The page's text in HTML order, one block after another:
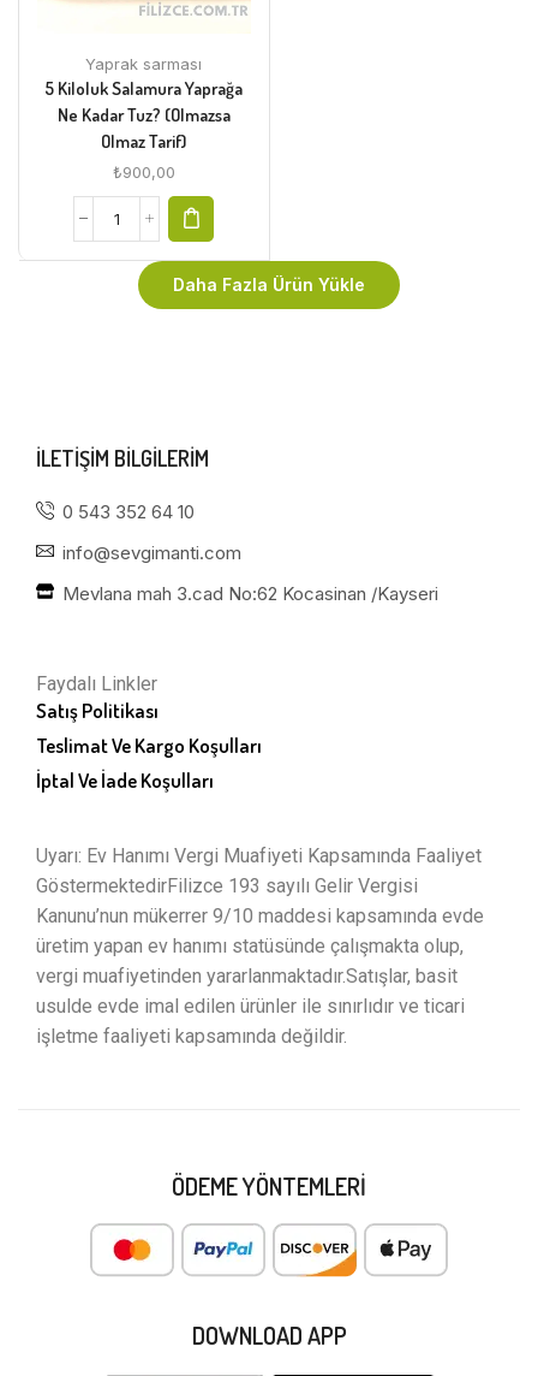
Yaprak sarması
5 Kiloluk Salamura Yaprağa
Ne Kadar Tuz? (Olmazsa
Olmaz Tarif)
₺900,00
Daha Fazla Ürün Yükle
ILETIŞIM BILGILERIM
0 543 352 64 10
info@sevgimanti.com
Mevlana mah 3.cad No:62 Kocasinan /Kayseri
Faydalı Linkler
Satış Politikası
Teslimat Ve Kargo Koşulları
İptal Ve İade Koşulları
Uyarı: Ev Hanımı Vergi Muafiyeti Kapsamında Faaliyet
GöstermektedirFilizce 193 sayılı Gelir Vergisi
Kanunu’nun mükerrer 9/10 maddesi kapsamında evde
üretim yapan ev hanımı statüsünde çalışmakta olup,
vergi muafiyetinden yararlanmaktadır.Satışlar, basit
usulde evde imal edilen ürünler ile sınırlıdır ve ticari
işletme faaliyeti kapsamında değildir.
ÖDEME YÖNTEMLERI
DOWNLOAD APP